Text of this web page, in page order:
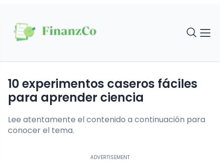
10 experimentos caseros fáciles
para aprender ciencia
Lee atentamente el contenido a continuación para
conocer el tema.
ADVERTISEMENT